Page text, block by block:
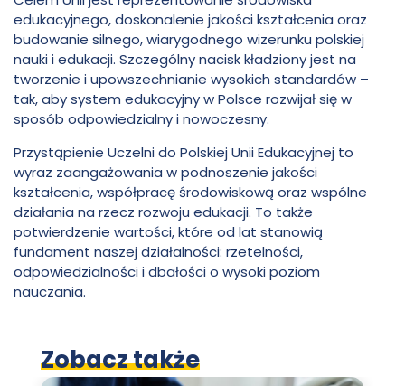
Szkoła
Wyższa
im.
Pawła
Włodkowica
edukacyjnego, doskonalenie jakości kształcenia oraz
budowanie silnego, wiarygodnego wizerunku polskiej
nauki i edukacji. Szczególny nacisk kładziony jest na
tworzenie i upowszechnianie wysokich standardów –
tak, aby system edukacyjny w Polsce rozwijał się w
sposób odpowiedzialny i nowoczesny.
Przystąpienie Uczelni do Polskiej Unii Edukacyjnej to
wyraz zaangażowania w podnoszenie jakości
kształcenia, współpracę środowiskową oraz wspólne
działania na rzecz rozwoju edukacji. To także
potwierdzenie wartości, które od lat stanowią
fundament naszej działalności: rzetelności,
odpowiedzialności i dbałości o wysoki poziom
nauczania.
Zobacz także